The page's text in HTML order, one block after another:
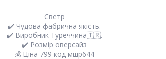
Светр
✔️ Чудова фабрична якість.
✔️ Виробник Туреччина🇹🇷.
✔️ Розмір оверсайз
💰 Ціна 799 код мшр644